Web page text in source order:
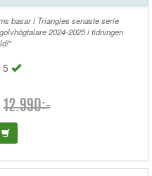
basar i Triangles senaste serie
2024-2025 i tidningen
5
12.990:-